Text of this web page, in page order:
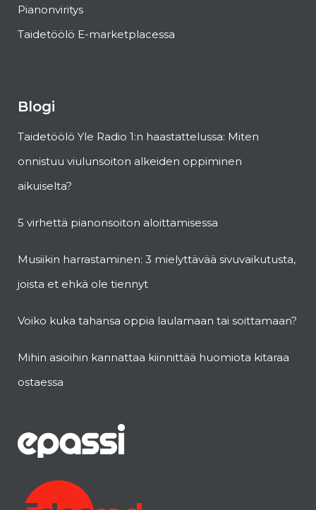
Pianonviritys
Taidetöölö E-marketplacessa
Blogi
Taidetöölö Yle Radio 1:n haastattelussa: Miten
onnistuu viulunsoiton alkeiden oppiminen
aikuiselta?
5 virhettä pianonsoiton aloittamisessa
Musiikin harrastaminen: 3 mielyttävää sivuvaikutusta,
joista et ehkä ole tiennyt
Voiko kuka tahansa oppia laulamaan tai soittamaan?
Mihin asioihin kannattaa kiinnittää huomiota kitaraa
ostaessa